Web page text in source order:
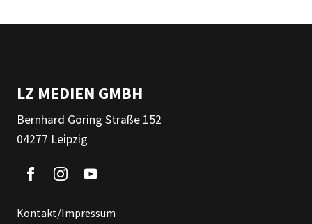
LZ MEDIEN GMBH
Bernhard Göring Straße 152
04277 Leipzig
Kontakt/Impressum